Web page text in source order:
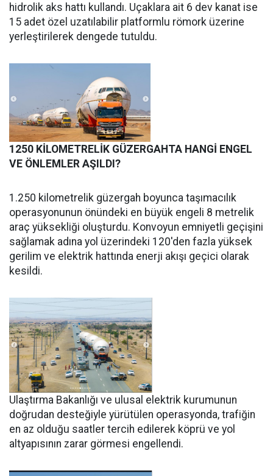
hidrolik aks hattı kullandı. Uçaklara ait 6 dev kanat ise
15 adet özel uzatılabilir platformlu römork üzerine
yerleştirilerek dengede tutuldu.
1250 KİLOMETRELİK GÜZERGAHTA HANGİ ENGEL
VE ÖNLEMLER AŞILDI?
1.250 kilometrelik güzergah boyunca taşımacılık
operasyonunun önündeki en büyük engeli 8 metrelik
araç yüksekliği oluşturdu. Konvoyun emniyetli geçişini
sağlamak adına yol üzerindeki 120'den fazla yüksek
gerilim ve elektrik hattında enerji akışı geçici olarak
kesildi.
Ulaştırma Bakanlığı ve ulusal elektrik kurumunun
doğrudan desteğiyle yürütülen operasyonda, trafiğin
en az olduğu saatler tercih edilerek köprü ve yol
altyapısının zarar görmesi engellendi.